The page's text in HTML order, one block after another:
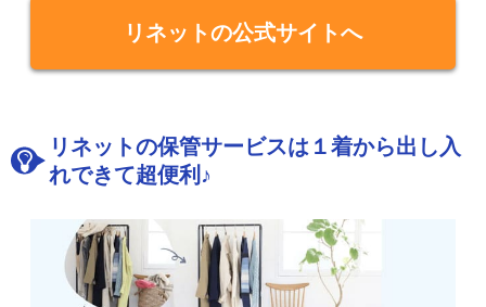
リネットの公式サイトへ
リネットの保管サービスは１着から出し入
れできて超便利♪